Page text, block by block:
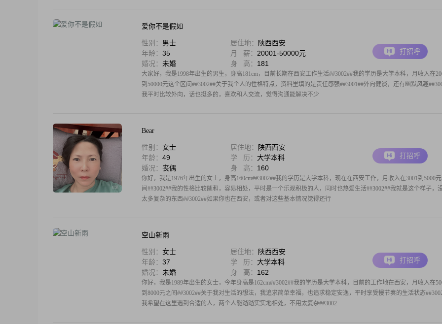
爱你不是假如
性别： 男士 居住地：
陕西西安
年龄： 35 月 薪： 20001-50000元
婚况： 未婚 身 高： 181
大家好，我是1998年出生的男生，身高181cm，目前长期在西安工作生活##3002##我的学历是大学本科，月收入在
到50000元这个区间##3002##关于我个人的性格特点，资料里填的是责任感强##3001##外向健谈，还有幽默风趣
我平时比较外向，话也挺多的，喜欢和人交流，觉得沟通能解决不少
打招呼
Bear
性别： 女士 居住地：
陕西西安
年龄： 49 学 历： 大学本科
婚况： 丧偶 身 高： 160
你好，我是1976年出生的女士，身高160cm##3002##我的学历是大学本科，现在在西安工作，月收入在3001到5000
间##3002##我的性格比较随和，容易相处，平时是一个乐观积极的人，同时也热爱生活##3002##我就是这个样子，
太多复杂的东西##3002##如果你也在西安，或者对这些基本情况觉得还行
打招呼
空山新雨
性别： 女士 居住地：
陕西西安
年龄： 37 学 历： 大学本科
婚况： 未婚 身 高： 162
你好，我是1989年出生的女士，今年身高是162cm##3002##我的学历是大学本科，目前的工作地在西安，月收入在
到8000元之间##3002##关于我对生活的想法，我追求简单幸福，也追求稳定安逸，平时享受慢节奏的生活状态
我希望在这里遇到合适的人，两个人能踏踏实实地相处，不用太复杂##3002
打招呼